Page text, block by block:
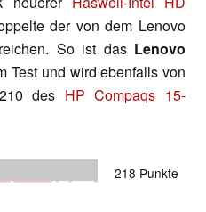
der von dem Lenovo
So ist das Lenovo
Test und wird ebenfalls von
des HP Compaqs 15-
218 Punkte